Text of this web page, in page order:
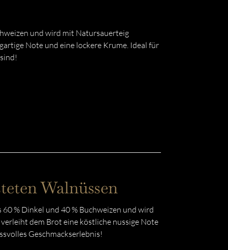
und wird mit Natursauerteig
Note und eine lockere Krume. Ideal für
Walnüssen
% Dinkel und 40 % Buchweizen und wird
dem Brot eine köstliche nussige Note
Geschmackserlebnis!